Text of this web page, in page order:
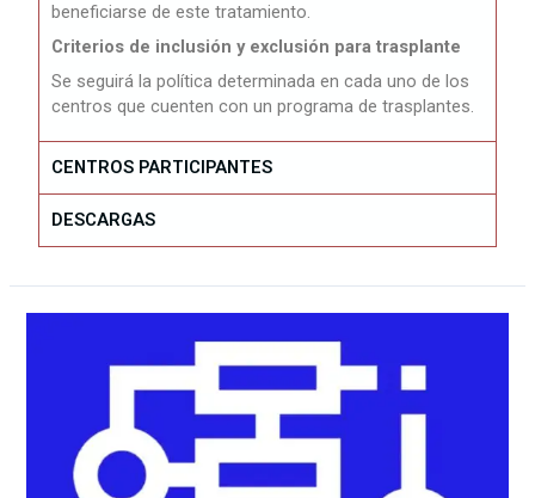
beneficiarse de este tratamiento.
Criterios de inclusión y exclusión para trasplante
Se seguirá la política determinada en cada uno de los
centros que cuenten con un programa de trasplantes.
CENTROS PARTICIPANTES
DESCARGAS